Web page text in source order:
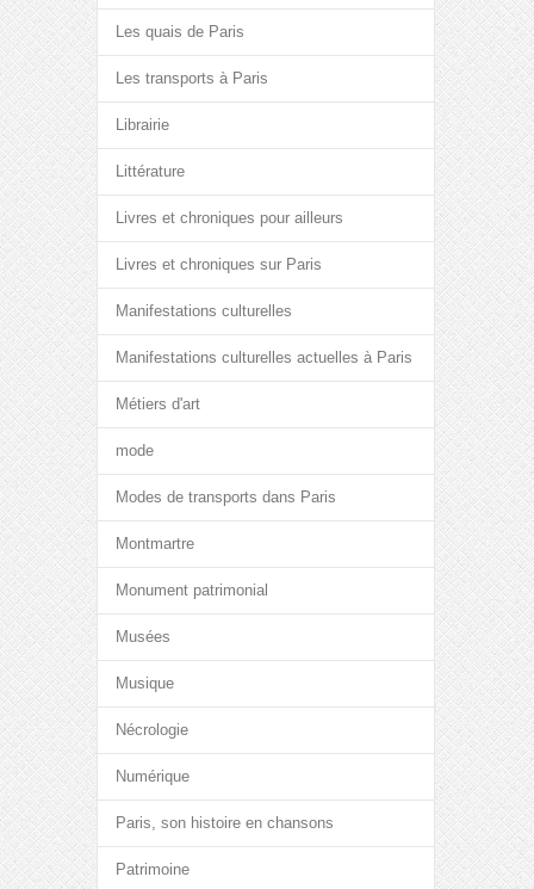
Les quais de Paris
Les transports à Paris
Librairie
Littérature
Livres et chroniques pour ailleurs
Livres et chroniques sur Paris
Manifestations culturelles
Manifestations culturelles actuelles à Paris
Métiers d'art
mode
Modes de transports dans Paris
Montmartre
Monument patrimonial
Musées
Musique
Nécrologie
Numérique
Paris, son histoire en chansons
Patrimoine